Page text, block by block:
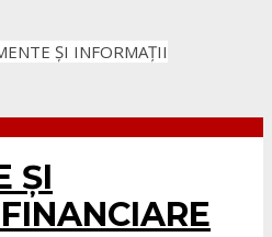
ȘI INFORMAȚII
ȘI